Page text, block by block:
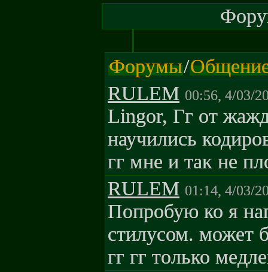
Форумы/
RULEM 00:56, 4/03/
Lingor, Гг от
научились
гг мне и так не
RULEM 01:14, 4/03/
Попробую ко я
стилусом. может
гг гг только